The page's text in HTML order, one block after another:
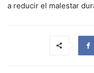
a reducir el malestar